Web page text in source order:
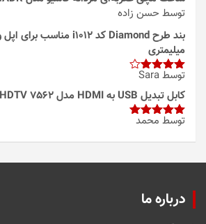
توسط حسن زاده
میلیمتری
امتیاز4
از 5
توسط Sara
کابل تبدیل USB به HDMI مدل 3in1 HDTV 7562
امتیاز5از
توسط محمد
درباره ما